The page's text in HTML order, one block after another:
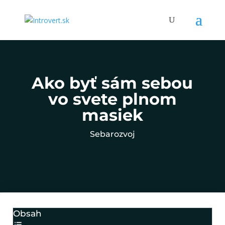
Ako byť sám sebou
vo svete plnom
masiek
Sebarozvoj
Obsah